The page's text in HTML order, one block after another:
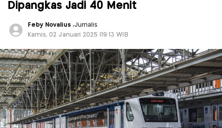
Dipangkas Jadi 40 Menit
Feby Novalius ,Jurnalis
Kamis, 02 Januari 2025 |19:13 WIB